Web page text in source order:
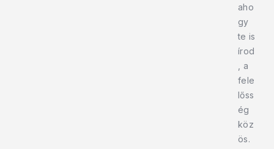
aho
gy
te is
írod
, a
fele
lőss
ég
köz
ös.